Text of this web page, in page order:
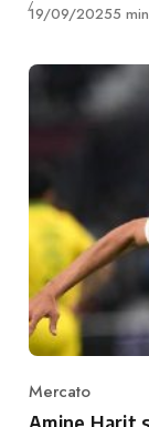
Publié
19/09/20255
Category
Mercato